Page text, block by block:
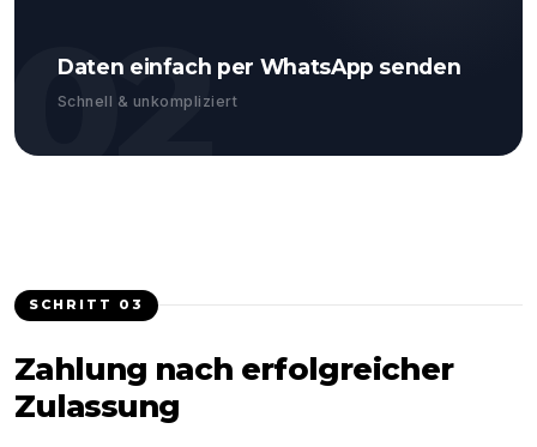
02
Daten einfach per WhatsApp senden
Schnell & unkompliziert
SCHRITT 03
Zahlung nach erfolgreicher
Zulassung